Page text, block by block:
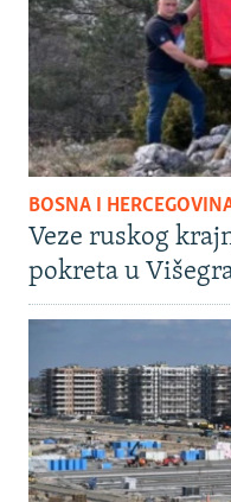
BOSNA I
Veze ruskog
pokreta u